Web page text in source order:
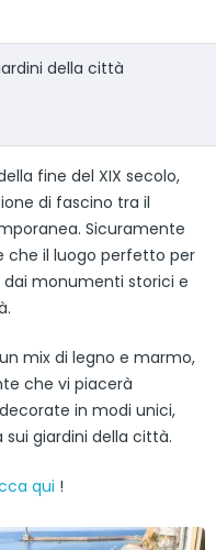
della città
fine del XIX secolo,
di fascino tra il
Sicuramente
che il luogo perfetto per
dai monumenti storici e
mix di legno e marmo,
che vi piacerà
in modi unici,
sui giardini della città.
qui !